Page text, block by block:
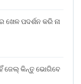
ପଦର୍ଶନ କରି ନା
ଜେଲ୍ କିନ୍ତୁ ଭୋଗିବେ